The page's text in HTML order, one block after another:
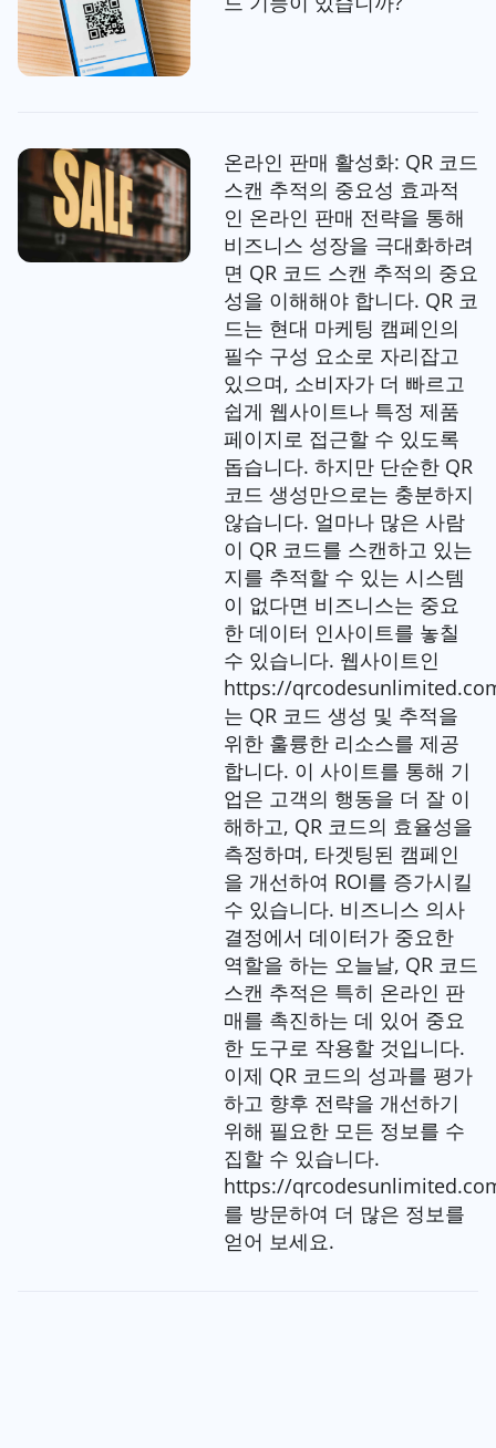
온라인 판매 활성화: QR 코드
스캔 추적의 중요성 효과적
인 온라인 판매 전략을 통해
비즈니스 성장을 극대화하려
면 QR 코드 스캔 추적의 중요
성을 이해해야 합니다. QR 코
드는 현대 마케팅 캠페인의
필수 구성 요소로 자리잡고
있으며, 소비자가 더 빠르고
쉽게 웹사이트나 특정 제품
페이지로 접근할 수 있도록
돕습니다. 하지만 단순한 QR
코드 생성만으로는 충분하지
않습니다. 얼마나 많은 사람
이 QR 코드를 스캔하고 있는
지를 추적할 수 있는 시스템
이 없다면 비즈니스는 중요
한 데이터 인사이트를 놓칠
수 있습니다. 웹사이트인
https://
는 QR 코드 생성 및 추적을
위한 훌륭한 리소스를 제공
합니다. 이 사이트를 통해 기
업은 고객의 행동을 더 잘 이
해하고, QR 코드의 효율성을
측정하며, 타겟팅된 캠페인
을 개선하여 ROI를 증가시킬
수 있습니다. 비즈니스 의사
결정에서 데이터가 중요한
역할을 하는 오늘날, QR 코드
스캔 추적은 특히 온라인 판
매를 촉진하는 데 있어 중요
한 도구로 작용할 것입니다.
이제 QR 코드의 성과를 평가
하고 향후 전략을 개선하기
위해 필요한 모든 정보를 수
집할 수 있습니다.
https://
를 방문하여 더 많은 정보를
얻어 보세요.